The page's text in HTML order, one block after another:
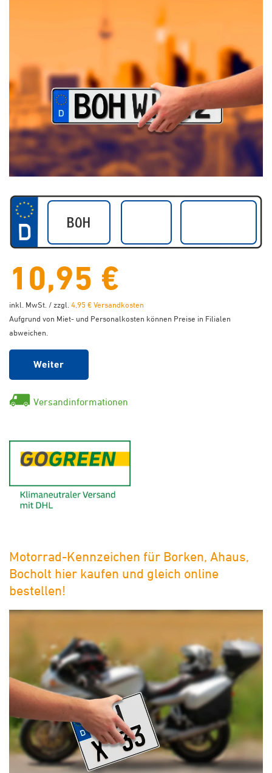
10,95 €
inkl. MwSt. / zzgl.4,95 € Versandkosten
Aufgrund von Miet- und Personalkosten können Preise in Filialen
abweichen.
Weiter
Versandinformationen
Motorrad-Kennzeichen für Borken, Ahaus,
Bocholt hier kaufen und gleich online
bestellen!